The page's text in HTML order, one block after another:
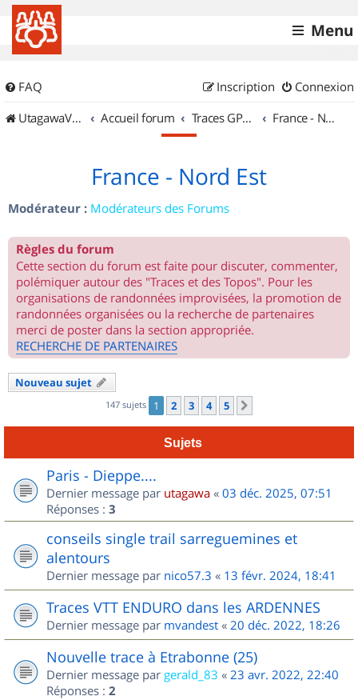
Menu
FAQ Connexion
Inscription
UtagawaVTT (Randos VTT et VTTAE avec traces GPS)
Accueil forum Traces GPS de randos VTT France - Nord Est
France - Nord Est
Modérateur : Modérateurs des Forums
Règles du forum
Cette section du forum est faite pour discuter, commenter,
polémiquer autour des "Traces et des Topos". Pour les
organisations de randonnées improvisées, la promotion de
randonnées organisées ou la recherche de partenaires
merci de poster dans la section appropriée.
RECHERCHE DE PARTENAIRES
Nouveau sujet
147 sujets 1 2 3 4 5
Sujets
Paris - Dieppe....
Dernier message par utagawa « 03 déc. 2025, 07:51
Réponses : 3
conseils single trail sarreguemines et
alentours
Dernier message par nico57.3 « 13 févr. 2024, 18:41
Traces VTT ENDURO dans les ARDENNES
Dernier message par mvandest « 20 déc. 2022, 18:26
Nouvelle trace à Etrabonne (25)
Dernier message par gerald_83 « 23 avr. 2022, 22:40
Réponses : 2